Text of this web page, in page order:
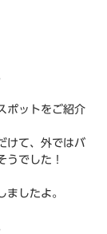
ポットをご紹介
けて、外ではバ
うでした！
したよ。